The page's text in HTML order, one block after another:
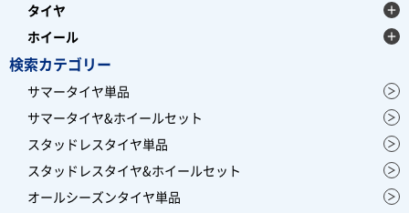
タイヤ
ホイール
検索カテゴリー
サマータイヤ単品
サマータイヤ&ホイールセット
スタッドレスタイヤ単品
スタッドレスタイヤ&ホイールセット
オールシーズンタイヤ単品